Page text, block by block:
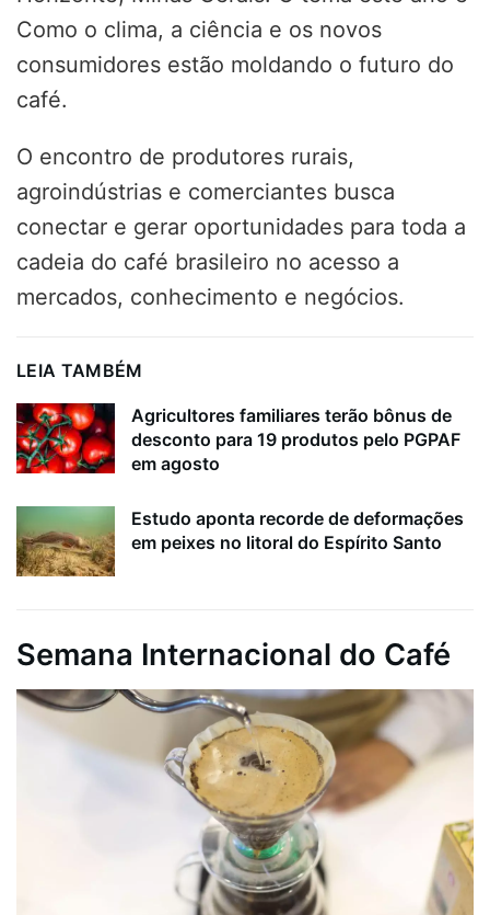
Como o clima, a ciência e os novos
consumidores estão moldando o futuro do
café.
O encontro de produtores rurais,
agroindústrias e comerciantes busca
conectar e gerar oportunidades para toda a
cadeia do café brasileiro no acesso a
mercados, conhecimento e negócios.
LEIA TAMBÉM
Agricultores familiares terão bônus de
desconto para 19 produtos pelo PGPAF
em agosto
Estudo aponta recorde de deformações
em peixes no litoral do Espírito Santo
Semana Internacional do Café